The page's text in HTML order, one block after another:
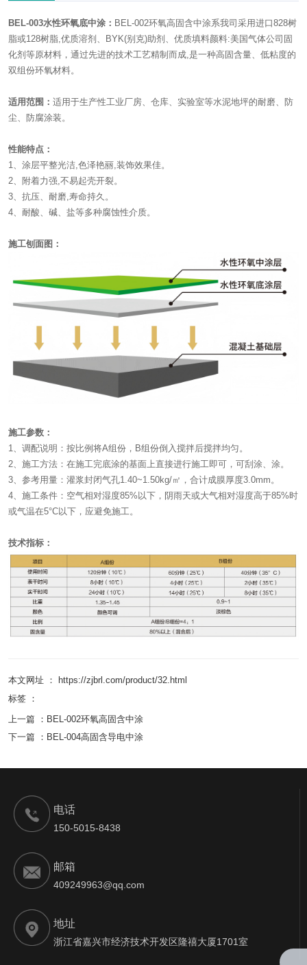
BEL-003水性环氧底中涂： BEL-002环氧高固含中涂系我司采用进口828树
脂或128树脂,优质溶剂、BYK(别克)助剂、优质填料颜料:美国气体公司固
化剂等原材料，通过先进的技术工艺精制而成,是一种高固含量、低粘度的
双组份环氧材料。
适用范围： 适用于生产性工业厂房、仓库、实验室等水泥地坪的耐磨、防
尘、防腐涂装。
性能特点：
1、涂层平整光洁,色泽艳丽,装饰效果佳。
2、附着力强,不易起壳开裂。
3、抗压、耐磨,寿命持久。
4、耐酸、碱、盐等多种腐蚀性介质。
施工刨面图：
施工参数：
1、调配说明：按比例将A组份，B组份倒入搅拌后搅拌均匀。
2、施工方法：在施工完底涂的基面上直接进行施工即可，可刮涂、涂。
3、参考用量：灌浆封闭气孔1.40~1.50kg/㎡，合计成膜厚度3.0mm。
4、施工条件：空气相对湿度85%以下，阴雨天或大气相对湿度高于85%时
或气温在5°C以下，应避免施工。
技术指标：
本文网址 ： https://zjbrl.com/product/32.html
标签 ：
上一篇 ： BEL-002环氧高固含中涂
下一篇 ： BEL-004高固含导电中涂
电话
150-5015-8438
邮箱
409249963@qq.com
地址
浙江省嘉兴市经济技术开发区隆禧大厦1701室